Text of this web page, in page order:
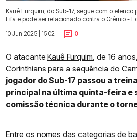
Kauê Furquim, do Sub-17, segue com o elenco
Fifa e pode ser relacionado contra o Grêmio -
10 Jun 2025 | 15:02 |
0
O atacante Kauê Furquim, de 16
Corinthians para a sequência do
jogador do Sub-17 passou a
principal na última quinta-feira e
comissão técnica durante o
Entre os nomes das categorias de